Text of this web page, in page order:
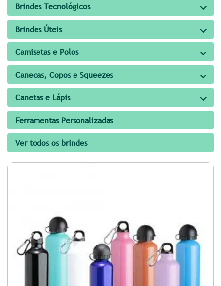
Brindes Tecnológicos
Brindes Úteis
Camisetas e Polos
Canecas, Copos e Squeezes
Canetas e Lápis
Ferramentas Personalizadas
Ver todos os brindes